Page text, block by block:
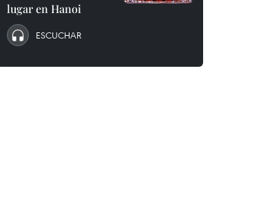
lugar en Hanoi
ESCUCHAR